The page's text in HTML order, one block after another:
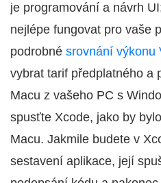
je programování a návrh
nejlépe fungovat pro vaše
podrobné srovnání výkonu
vybrat tarif předplatného a
Macu z vašeho PC s
spusťte Xcode, jako by
Macu. Jakmile budete v
sestavení aplikace, její